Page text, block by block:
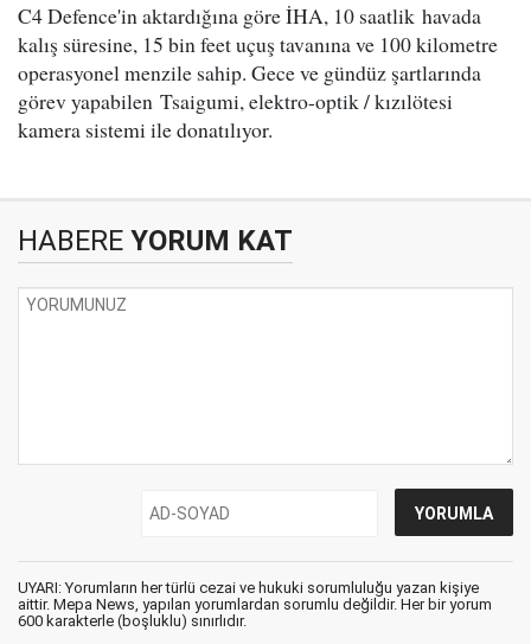
C4 Defence'in aktardığına göre İHA, 10 saatlik havada
kalış süresine, 15 bin feet uçuş tavanına ve 100 kilometre
operasyonel menzile sahip. Gece ve gündüz şartlarında
görev yapabilen Tsaigumi, elektro-optik / kızılötesi
kamera sistemi ile donatılıyor.
HABERE YORUM KAT
UYARI: Yorumların her türlü cezai ve hukuki sorumluluğu yazan kişiye
aittir. Mepa News, yapılan yorumlardan sorumlu değildir. Her bir yorum
600 karakterle (boşluklu) sınırlıdır.